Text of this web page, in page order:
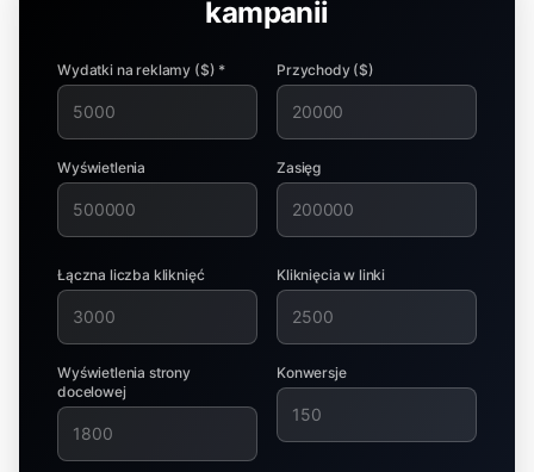
kampanii
Wydatki na reklamy ($) * Przychody ($)
Wyświetlenia Zasięg
Łączna liczba kliknięć Kliknięcia w linki
Wyświetlenia strony
docelowej
Konwersje